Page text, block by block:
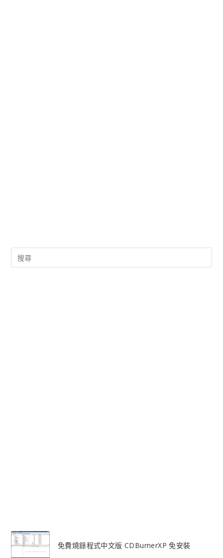
免費燒錄程式中文版 CDBurnerXP 免安裝